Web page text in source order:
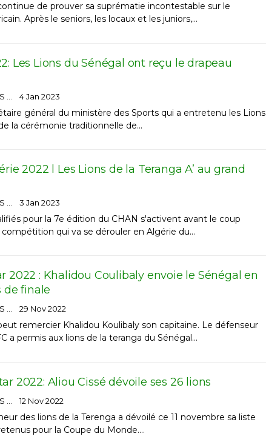
de prouver sa suprématie incontestable sur le
Après le seniors, les locaux et les juniors,…
Les Lions du Sénégal ont reçu le drapeau
4 Jan 2023
général du ministère des Sports qui a entretenu les Lions
la cérémonie traditionnelle de…
2022 l Les Lions de la Teranga A’ au grand
3 Jan 2023
pour la 7e édition du CHAN s'activent avant le coup
compétition qui va se dérouler en Algérie du…
2022 : Khalidou Coulibaly envoie le Sénégal en
de finale
MEGA SPORTS 29 Nov 2022
remercier Khalidou Koulibaly son capitaine. Le défenseur
a permis aux lions de la teranga du Sénégal…
2022: Aliou Cissé dévoile ses 26 lions
12 Nov 2022
des lions de la Terenga a dévoilé ce 11 novembre sa liste
pour la Coupe du Monde.…